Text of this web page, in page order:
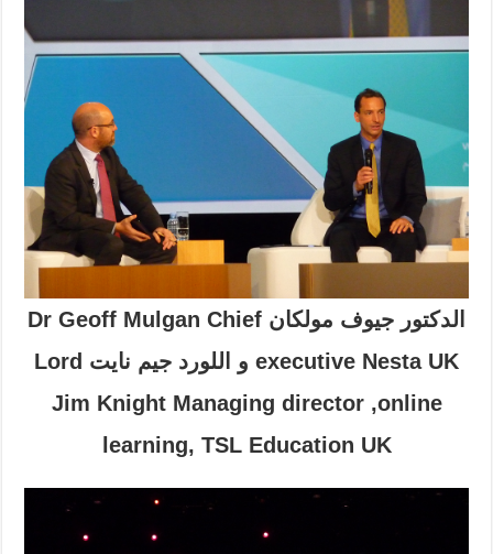
الدكتور جيوف مولكان Dr Geoff Mulgan Chief
executive Nesta UK و اللورد جيم نايت Lord
Jim Knight Managing director ,online
learning, TSL Education UK